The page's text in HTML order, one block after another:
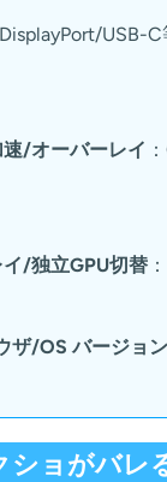
USB-
/オーバーレイ
/独立GPU切替
ザ/OS バージョ
ショがバレ